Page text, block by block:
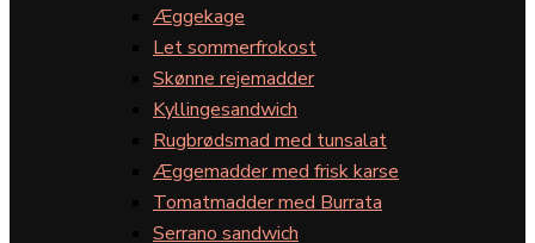
Æggekage
Let sommerfrokost
Skønne rejemadder
Kyllingesandwich
Rugbrødsmad med tunsalat
Æggemadder med frisk karse
Tomatmadder med Burrata
Serrano sandwich